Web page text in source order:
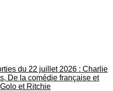
du 22 juillet 2026 : Charlie
De la comédie française et
et Ritchie